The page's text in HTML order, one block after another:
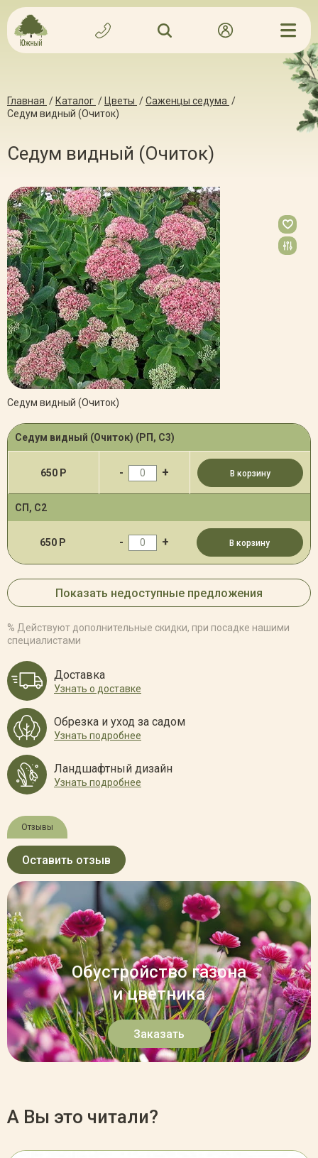
Главная / Каталог / Цветы /Саженцы седума /
Седум видный (Очиток)
Седум видный (Очиток)
Седум видный (Очиток)
Седум видный (Очиток) (РП, С3)
650 Р - + В корзину
СП, С2
650 Р - + В корзину
Показать недоступные предложения
% Действуют дополнительные скидки, при посадке нашими
специалистами
Доставка
Узнать о доставке
Обрезка и уход за садом
Узнать подробнее
Ландшафтный дизайн
Узнать подробнее
Отзывы
Оставить отзыв
Обустройство газона
и цветника
Заказать
А Вы это читали?